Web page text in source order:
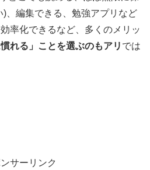
、編集できる、勉強アプリなど
率化できるなど、多くのメリッ
慣れる」ことを選ぶのもアリ では
サーリンク